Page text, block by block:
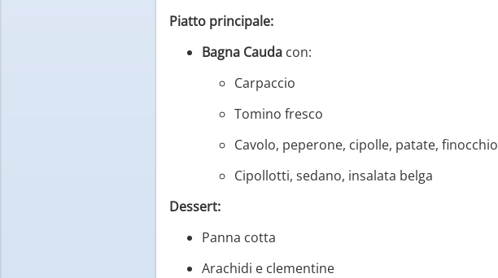
Piatto principale:
Bagna Cauda con:
Carpaccio
Tomino fresco
Cavolo, peperone, cipolle, patate, finocchio
Cipollotti, sedano, insalata belga
Dessert:
Panna cotta
Arachidi e clementine